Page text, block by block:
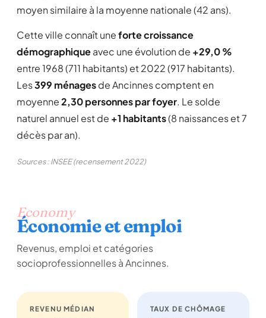
moyen similaire à la moyenne nationale (42 ans).
Cette ville connaît uneforte croissance
démographiqueavec une évolution de +29,0 %
entre 1968 (711 habitants) et 2022 (917 habitants).
Les399 ménagesde Ancinnes comptent en
moyenne2,30 personnes par foyer. Le solde
naturel annuel est de +1 habitants(8 naissances et 7
décès par an).
Sources : INSEE (recensement 2022)
Economy
Économie et emploi
Revenus, emploi et catégories
socioprofessionnelles à Ancinnes.
REVENU MÉDIAN TAUX DE CHÔMAGE